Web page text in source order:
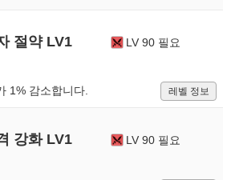
절약 LV1 LV 90 필요
1% 감소합니다. 레벨 정보
강화 LV1 LV 90 필요